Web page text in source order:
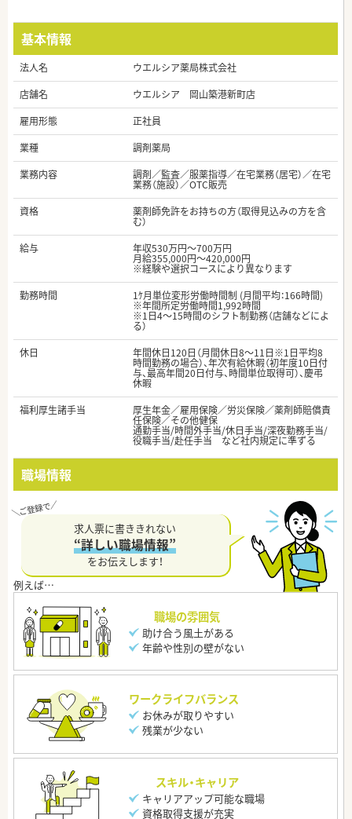
基本情報
法人名
ウエルシア薬局株式会社
店舗名
ウエルシア 岡山築港新町店
雇用形態
正社員
業種
調剤薬局
業務内容
調剤／監査／服薬指導／在宅業務（居宅）／在宅
業務（施設）／OTC販売
資格
薬剤師免許をお持ちの方（取得見込みの方を含
む）
給与
年収530万円～700万円
月給355,000円～420,000円
※経験や選択コースにより異なります
勤務時間
1ｹ月単位変形労働時間制 (月間平均：166時間)
※年間所定労働時間1,992時間
※1日4～15時間のシフト制勤務（店舗などによ
る）
休日
年間休日120日（月間休日8～11日※1日平均8
時間勤務の場合）、年次有給休暇（初年度10日付
与、最高年間20日付与、時間単位取得可）、慶弔
休暇
福利厚生諸手当
厚生年金／雇用保険／労災保険／薬剤師賠償責
任保険／その他健保
通勤手当/時間外手当/休日手当/深夜勤務手当/
役職手当/赴任手当 など社内規定に準ずる
職場情報
求人票に書ききれない
“詳しい職場情報”
をお伝えします！
職場の雰囲気
助け合う風土がある
年齢や性別の壁がない
ワークライフバランス
お休みが取りやすい
残業が少ない
スキル・キャリア
キャリアアップ可能な職場
資格取得支援が充実